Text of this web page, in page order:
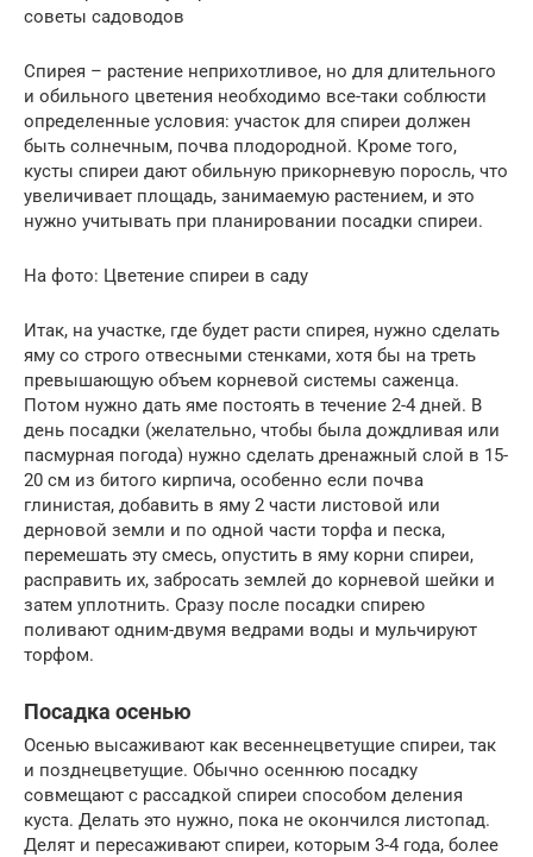
советы садоводов
Спирея – растение неприхотливое, но для длительного
и обильного цветения необходимо все-таки соблюсти
определенные условия: участок для спиреи должен
быть солнечным, почва плодородной. Кроме того,
кусты спиреи дают обильную прикорневую поросль, что
увеличивает площадь, занимаемую растением, и это
нужно учитывать при планировании посадки спиреи.
На фото: Цветение спиреи в саду
Итак, на участке, где будет расти спирея, нужно сделать
яму со строго отвесными стенками, хотя бы на треть
превышающую объем корневой системы саженца.
Потом нужно дать яме постоять в течение 2-4 дней. В
день посадки (желательно, чтобы была дождливая или
пасмурная погода) нужно сделать дренажный слой в 15-
20 см из битого кирпича, особенно если почва
глинистая, добавить в яму 2 части листовой или
дерновой земли и по одной части торфа и песка,
перемешать эту смесь, опустить в яму корни спиреи,
расправить их, забросать землей до корневой шейки и
затем уплотнить. Сразу после посадки спирею
поливают одним-двумя ведрами воды и мульчируют
торфом.
Посадка осенью
Осенью высаживают как весеннецветущие спиреи, так
и позднецветущие. Обычно осеннюю посадку
совмещают с рассадкой спиреи способом деления
куста. Делать это нужно, пока не окончился листопад.
Делят и пересаживают спиреи, которым 3-4 года, более